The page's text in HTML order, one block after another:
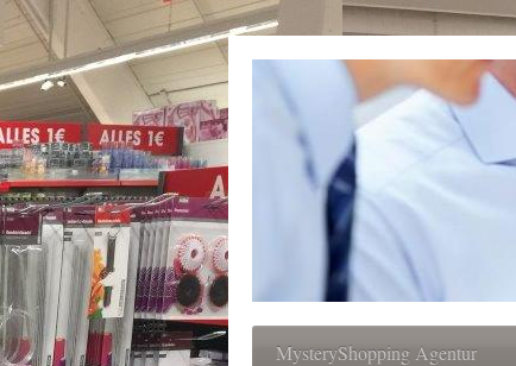
MysteryShopping Agentur